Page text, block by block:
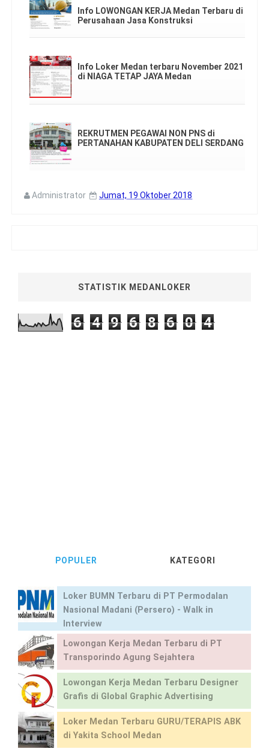
Info LOWONGAN KERJA Medan Terbaru di
Perusahaan Jasa Konstruksi
Info Loker Medan terbaru November 2021
di NIAGA TETAP JAYA Medan
REKRUTMEN PEGAWAI NON PNS di
PERTANAHAN KABUPATEN DELI SERDANG
Administrator Jumat, 19 Oktober 2018
STATISTIK MEDANLOKER
6 4 9 6 8 6 0 4
POPULER KATEGORI
Loker BUMN Terbaru di PT Permodalan
Nasional Madani (Persero) - Walk in
Interview
Lowongan Kerja Medan Terbaru di PT
Transporindo Agung Sejahtera
Lowongan Kerja Medan Terbaru Designer
Grafis di Global Graphic Advertising
Loker Medan Terbaru GURU/TERAPIS ABK
di Yakita School Medan